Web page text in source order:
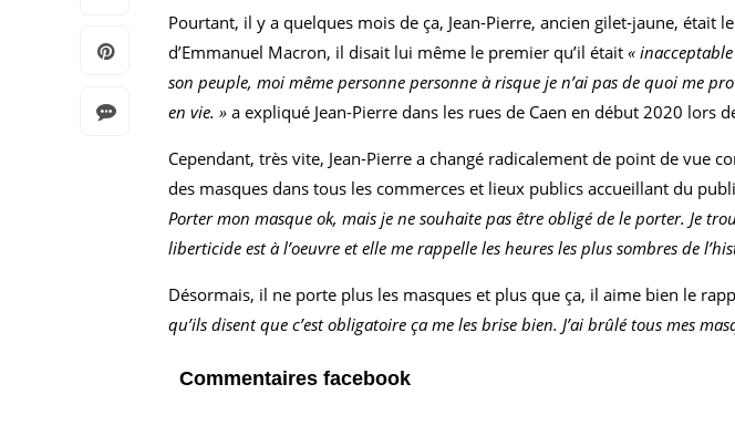
Pourtant, il y a quelques mois de ça, Jean-Pierre, ancien gilet-jaune,
d’Emmanuel Macron, il disait lui même le premier qu’il était «
son peuple, moi même personne personne à risque je n’ai pas de quoi me
en vie. » a expliqué Jean-Pierre dans les rues de Caen en début 2020 lors
Cependant, très vite, Jean-Pierre a changé radicalement de point de vue
des masques dans tous les commerces et lieux publics accueillant du
Porter mon masque ok, mais je ne souhaite pas être obligé de le porter. Je
liberticide est à l’oeuvre et elle me rappelle les heures les plus sombres de
Désormais, il ne porte plus les masques et plus que ça, il aime bien le
qu’ils disent que c’est obligatoire ça me les brise bien. J’ai brûlé tous mes
Commentaires facebook